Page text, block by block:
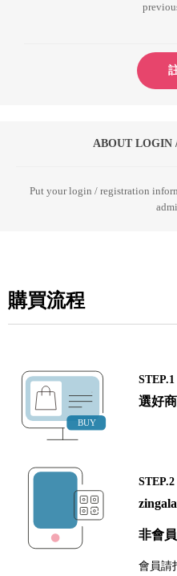
ABOUT LOGIN
Put your login / registration
購買流程
STEP.1
選好
STEP.2
非會
會員請